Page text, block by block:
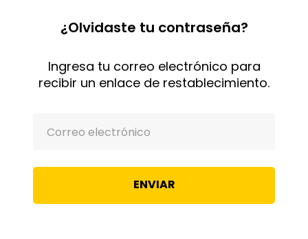
¿Olvidaste tu contraseña?
Ingresa tu correo electrónico para
recibir un enlace de restablecimiento.